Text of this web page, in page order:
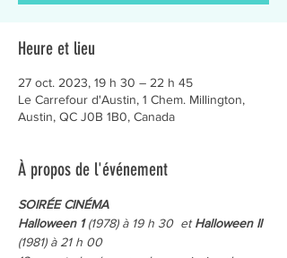
Heure et lieu
27 oct. 2023, 19 h 30 – 22 h 45
Le Carrefour d'Austin, 1 Chem. Millington,
Austin, QC J0B 1B0, Canada
À propos de l'événement
SOIRÉE CINÉMA
Halloween 1 (1978) à 19 h 30  et Halloween II
(1981) à 21 h 00